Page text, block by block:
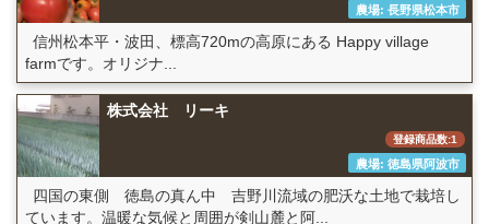
農場: 長野県松本市
信州松本平・波田、標高720mの高原にある Happy village
farmです。オリジナ...
株式会社 リーキ
登録商品数:1
農場: 徳島県阿波市
四国の東側 徳島の真ん中 吉野川流域の肥沃な土地で栽培し
ています。温暖な気候と周囲が剣山麓と阿...